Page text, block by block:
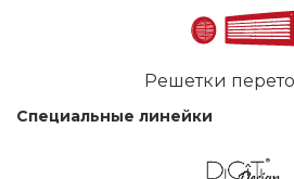
Решетки
Специальные линейки